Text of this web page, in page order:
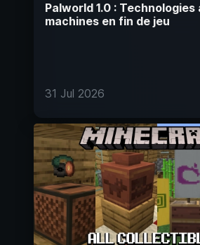
Palworld 1.0 :
machines en fin de jeu
31 Jul 2026